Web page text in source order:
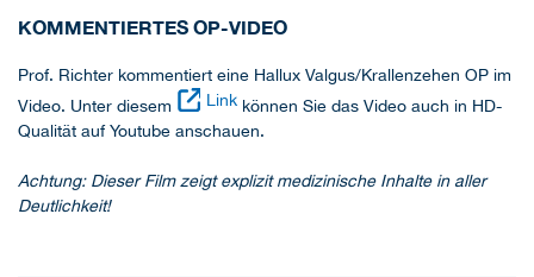
KOMMENTIERTES OP-VIDEO
Prof. Richter kommentiert eine Hallux Valgus/Krallenzehen OP im
Video. Unter diesem
Link können Sie das Video auch in HD-
Qualität auf Youtube anschauen.
Achtung: Dieser Film zeigt explizit medizinische Inhalte in aller
Deutlichkeit!